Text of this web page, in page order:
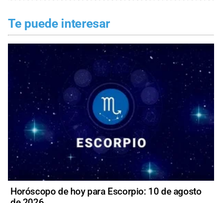
Te puede interesar
Horóscopo de hoy para Escorpio: 10 de agosto